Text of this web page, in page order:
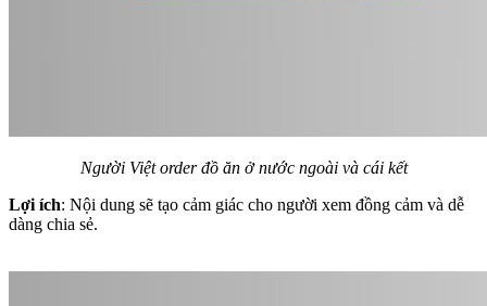
Người Việt order đồ ăn ở nước ngoài và cái kết
Lợi ích: Nội dung sẽ tạo cảm giác cho người xem đồng cảm và dễ
dàng chia sẻ.